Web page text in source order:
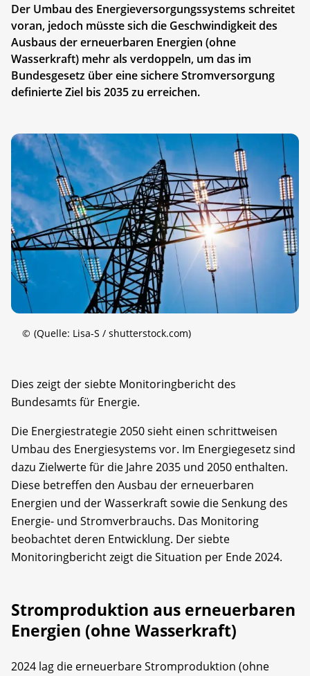
Der Umbau des Energieversorgungssystems schreitet
voran, jedoch müsste sich die Geschwindigkeit des
Ausbaus der erneuerbaren Energien (ohne
Wasserkraft) mehr als verdoppeln, um das im
Bundesgesetz über eine sichere Stromversorgung
definierte Ziel bis 2035 zu erreichen.
© (Quelle: Lisa-S / shutterstock.com)
Dies zeigt der siebte Monitoringbericht des
Bundesamts für Energie.
Die Energiestrategie 2050 sieht einen schrittweisen
Umbau des Energiesystems vor. Im Energiegesetz sind
dazu Zielwerte für die Jahre 2035 und 2050 enthalten.
Diese betreffen den Ausbau der erneuerbaren
Energien und der Wasserkraft sowie die Senkung des
Energie- und Stromverbrauchs. Das Monitoring
beobachtet deren Entwicklung. Der siebte
Monitoringbericht zeigt die Situation per Ende 2024.
Stromproduktion aus erneuerbaren
Energien (ohne Wasserkraft)
2024 lag die erneuerbare Stromproduktion (ohne